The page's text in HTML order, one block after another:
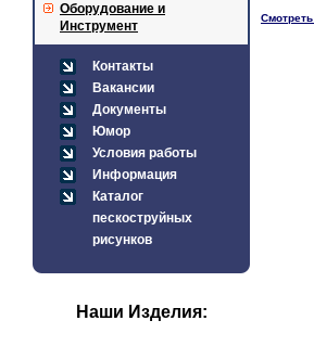
Оборудование и
Инструмент
Контакты
Вакансии
Документы
Юмор
Условия работы
Информация
Каталог
пескоструйных
рисунков
Наши Изделия:
Смотреть